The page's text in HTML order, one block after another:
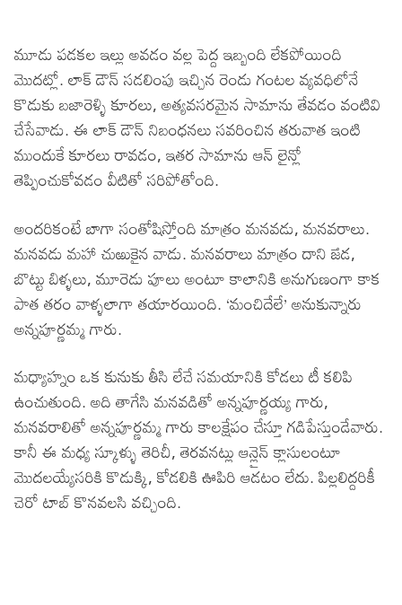
మూడు పడకల ఇల్లు అవడం వల్ల పెద్ద ఇబ్బంది లేకపోయింది
మొదట్లో. లాక్ డౌన్ సడలింపు ఇచ్చిన రెండు గంటల వ్యవధిలోనే
కొడుకు బజారెళ్ళి కూరలు, అత్యవసరమైన సామాను తేవడం వంటివి
చేసేవాడు. ఈ లాక్ డౌన్ నిబంధనలు సవరించిన తరువాత ఇంటి
ముందుకే కూరలు రావడం, ఇతర సామాను ఆన్ లైన్లో
తెప్పించుకోవడం వీటితో సరిపోతోంది.
అందరికంటే బాగా సంతోషిస్తోంది మాత్రం మనవడు, మనవరాలు.
మనవడు మహా చుఱుకైన వాడు. మనవరాలు మాత్రం దాని ౙడ,
బొట్టు బిళ్ళలు, మూరెడు పూలు అంటూ కాలానికి అనుగుణంగా కాక
పాత తరం వాళ్ళలాగా తయారయింది. ‘మంచిదేలే’ అనుకున్నారు
అన్నపూర్ణమ్మ గారు.
మధ్యాహ్నం ఒక కునుకు తీసి లేచే సమయానికి కోడలు టీ కలిపి
ఉంచుతుంది. అది తాగేసి మనవడితో అన్నపూర్ణయ్య గారు,
మనవరాలితో అన్నపూర్ణమ్మ గారు కాలక్షేపం చేస్తూ గడిపేస్తుండేవారు.
కానీ ఈ మధ్య స్కూళ్ళు తెరిచీ, తెరవనట్లు ఆన్లైన్ క్లాసులంటూ
మొదలయ్యేసరికి కొడుక్కి, కోడలికి ఊపిరి ఆడటం లేదు. పిల్లలిద్దరికీ
చెరో టాబ్ కొనవలసి వచ్చింది.